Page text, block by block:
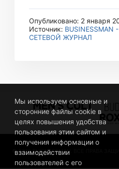
Опубликовано: 2 января
Источник:
СЕТЕВОЙ ЖУРНАЛ
© 2019 BUSINESSMAN. ВСЕ ПРАВА
Мы используем основные и
сторонние файлы cookie в
целях повышения удобства
пользования этим сайтом и
получения информации о
взаимодействии
пользователей с его